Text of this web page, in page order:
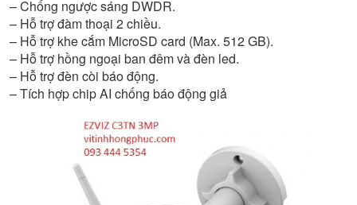
– Chống ngược sáng DWDR.
– Hỗ trợ đàm thoại 2 chiều.
– Hỗ trợ khe cắm MicroSD card (Max. 512 GB).
– Hỗ trợ hồng ngoại ban đêm và đèn led.
– Hỗ trợ đèn còi báo động.
– Tích hợp chip AI chống báo động giả